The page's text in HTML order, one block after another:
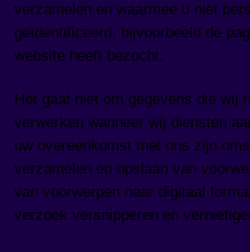
verzamelen en waarmee u niet
geïdentificeerd, bijvoorbeeld de
website heeft bezocht.
Het gaat niet om gegevens die wij
verwerken wanneer wij diensten
uw overeenkomst met ons zijn
verzamelen en opslaan van
van voorwerpen naar digitaal
verzoek versnipperen en